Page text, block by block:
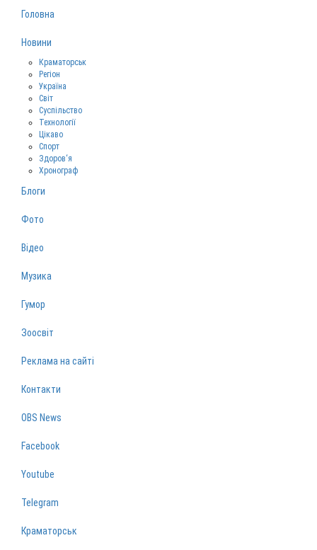
Головна
Новини
Краматорськ
Регіон
Україна
Світ
Суспільство
Технології
Цікаво
Спорт
Здоров‘я
Хронограф
Блоги
Фото
Відео
Музика
Гумор
Зоосвіт
Реклама на сайті
Контакти
OBS News
Facebook
Youtube
Telegram
Краматорськ